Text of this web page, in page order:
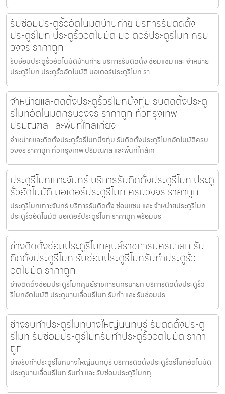
รับซ่อมประตูรั้วอัตโนมัติบ้านค่าย บริการรับติดตั้ง
ประตูรีโมท ประตูรั้วอัตโนมัติ มอเตอร์ประตูรีโมท ครบ
วงจร ราคาถูก
รับซ่อมประตูรั้วอัตโนมัติบ้านค่าย บริการรับติดตั้ง ซ่อมแซม และ จำหน่าย
ประตูรีโมท ประตูรั้วอัตโนมัติ มอเตอร์ประตูรีโมท รา
จำหน่ายและติดตั้งประตูรั้วรีโมทบึงกุ่ม รับติดตั้งประตู
รีโมทอัตโนมัติครบวงจร ราคาถูก ทั่วกรุงเทพ
ปริมณฑล และพื้นที่ใกล้เคียง
จำหน่ายและติดตั้งประตูรั้วรีโมทบึงกุ่ม รับติดตั้งประตูรีโมทอัตโนมัติครบ
วงจร ราคาถูก ทั่วกรุงเทพ ปริมณฑล และพื้นที่ใกล้เค
ประตูรีโมทเกาะจันทร์ บริการรับติดตั้งประตูรีโมท ประตู
รั้วอัตโนมัติ มอเตอร์ประตูรีโมท ครบวงจร ราคาถูก
ประตูรีโมทเกาะจันทร์ บริการรับติดตั้ง ซ่อมแซม และ จำหน่ายประตูรีโมท
ประตูรั้วอัตโนมัติ มอเตอร์ประตูรีโมท ราคาถูก พร้อมบร
ช่างติดตั้งซ่อมประตูรีโมทศุนย์ราชการนครนายก รับ
ติดตั้งประตูรีโมท รับซ่อมประตูรีโมทรับทำประตูรั้ว
อัตโนมัติ ราคาถูก
ช่างติดตั้งซ่อมประตูรีโมทศุนย์ราชการนครนายก บริการติดตั้งประตูรั้ว
รีโมทอัตโนมัติ ประตูบานเลื่อนรีโมท รับทำ และ รับซ่อมปร
ช่างรับทำประตูรีโมทบางใหญ่นนทบุรี รับติดตั้งประตู
รีโมท รับซ่อมประตูรีโมทรับทำประตูรั้วอัตโนมัติ ราคา
ถูก
ช่างรับทำประตูรีโมทบางใหญ่นนทบุรี บริการติดตั้งประตูรั้วรีโมทอัตโนมัติ
ประตูบานเลื่อนรีโมท รับทำ และ รับซ่อมประตูรีโมททุ